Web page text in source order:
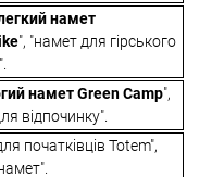
намет
", "намет для гірського
намет Green Camp",
відпочинку".
початківців Totem",